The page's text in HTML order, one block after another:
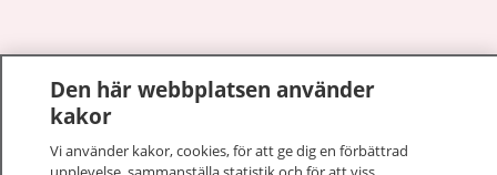
1177 på flera språk
Den här webbplatsen använder
kakor
Vi använder kakor, cookies, för att ge dig en förbättrad